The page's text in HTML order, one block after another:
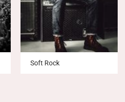
Soft Rock